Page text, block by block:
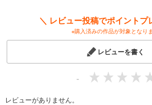
＼ レビュー投稿でポイントプ
※購入済みの作品が対象となり
レビューを書く
-
レビューがありません。